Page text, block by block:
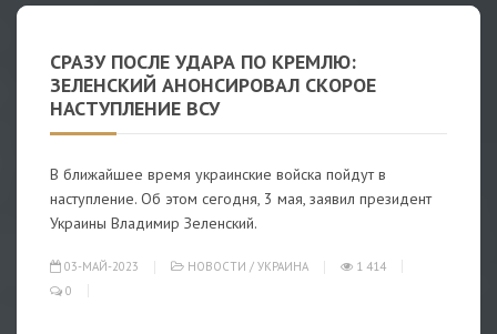
СРАЗУ ПОСЛЕ УДАРА ПО КРЕМЛЮ:
ЗЕЛЕНСКИЙ АНОНСИРОВАЛ СКОРОЕ
НАСТУПЛЕНИЕ ВСУ
В ближайшее время украинские войска пойдут в
наступление. Об этом сегодня, 3 мая, заявил президент
Украины Владимир Зеленский.
03-МАЙ-2023 НОВОСТИ / УКРАИНА
1 414
0